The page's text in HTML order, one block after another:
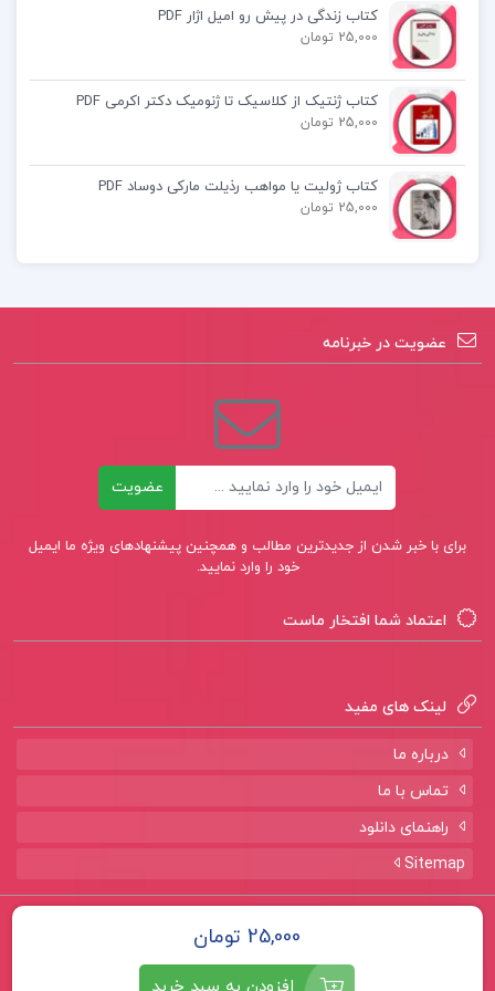
کتاب ریاضیات تجربی جامع بابک سادات
کتاب زندگی در پیش رو امیل اژار PDF
25,000 تومان
کتاب ژنتیک از کلاسیک تا ژنومیک دکتر اکرمی PDF
25,000 تومان
کتاب ژولیت یا مواهب رذیلت مارکی دوساد PDF
25,000 تومان
عضویت در خبرنامه
عضویت
برای با خبر شدن از جدیدترین مطالب و همچنین پیشنهادهای ویژه ما ایمیل
خود را وارد نمایید.
اعتماد شما افتخار ماست
لینک های مفید
درباره ما
تماس با ما
راهنمای دانلود
Sitemap
تمامی حقوق برای سایت پروژه لند 25,000 تومان